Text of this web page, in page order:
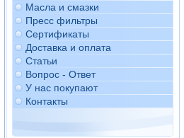
Масла и смазки
Пресс фильтры
Сертификаты
Доставка и оплата
Статьи
Вопрос - Ответ
У нас покупают
Контакты